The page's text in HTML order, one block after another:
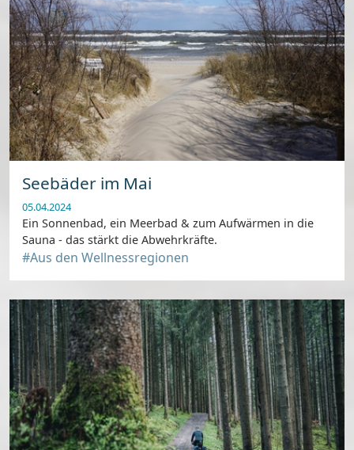
Seebäder im Mai
05.04.2024
Ein Sonnenbad, ein Meerbad & zum Aufwärmen in die
Sauna - das stärkt die Abwehrkräfte.
#Aus den Wellnessregionen